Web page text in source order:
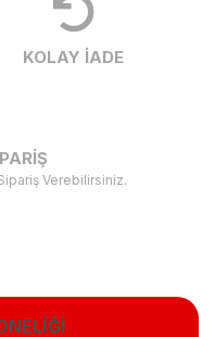
KOLAY İADE
Verebilirsiniz.